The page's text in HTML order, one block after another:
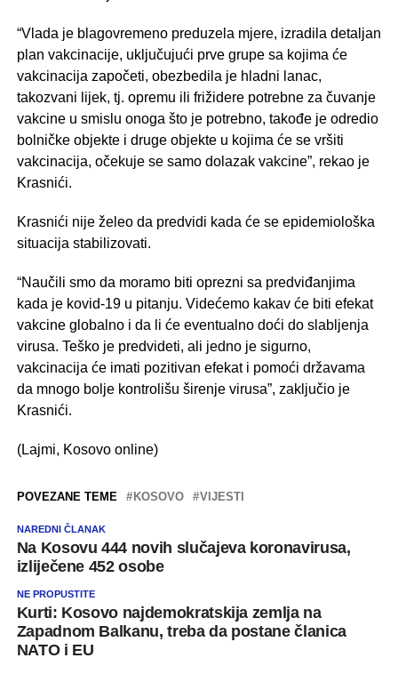
“Vlada je blagovremeno preduzela mjere, izradila detaljan
plan vakcinacije, uključujući prve grupe sa kojima će
vakcinacija započeti, obezbedila je hladni lanac,
takozvani lijek, tj. opremu ili frižidere potrebne za čuvanje
vakcine u smislu onoga što je potrebno, takođe je odredio
bolničke objekte i druge objekte u kojima će se vršiti
vakcinacija, očekuje se samo dolazak vakcine”, rekao je
Krasnići.
Krasnići nije želeo da predvidi kada će se epidemiološka
situacija stabilizovati.
“Naučili smo da moramo biti oprezni sa predviđanjima
kada je kovid-19 u pitanju. Videćemo kakav će biti efekat
vakcine globalno i da li će eventualno doći do slabljenja
virusa. Teško je predvideti, ali jedno je sigurno,
vakcinacija će imati pozitivan efekat i pomoći državama
da mnogo bolje kontrolišu širenje virusa”, zaključio je
Krasnići.
(Lajmi, Kosovo online)
POVEZANE TEME KOSOVO VIJESTI
NAREDNI ČLANAK
Na Kosovu 444 novih slučajeva koronavirusa,
izliječene 452 osobe
NE PROPUSTITE
Kurti: Kosovo najdemokratskija zemlja na
Zapadnom Balkanu, treba da postane članica
NATO i EU